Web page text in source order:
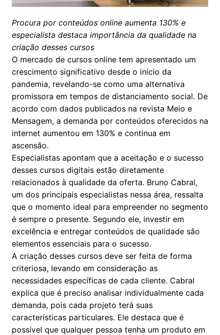
Procura por conteúdos online aumenta 130% e
especialista destaca importância da qualidade na
criação desses cursos
O mercado de cursos online tem apresentado um
crescimento significativo desde o início da
pandemia, revelando-se como uma alternativa
promissora em tempos de distanciamento social. De
acordo com dados publicados na revista Meio e
Mensagem, a demanda por conteúdos oferecidos na
internet aumentou em 130% e continua em
ascensão.
Especialistas apontam que a aceitação e o sucesso
desses cursos digitais estão diretamente
relacionados à qualidade da oferta. Bruno Cabral,
um dos principais especialistas nessa área, ressalta
que o momento ideal para empreender no segmento
é sempre o presente. Segundo ele, investir em
excelência e entregar conteúdos de qualidade são
elementos essenciais para o sucesso.
A criação desses cursos deve ser feita de forma
criteriosa, levando em consideração as
necessidades específicas de cada cliente. Cabral
explica que é preciso analisar individualmente cada
demanda, pois cada projeto terá suas
características particulares. Ele destaca que é
possível que qualquer pessoa tenha um produto em